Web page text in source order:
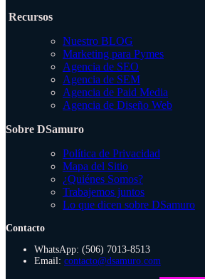
Recursos
Nuestro BLOG
Marketing para Pymes
Agencia de SEO
Agencia de SEM
Agencia de Paid Media
Agencia de Diseño Web
Sobre DSamuro
Política de Privacidad
Mapa del Sitio
¿Quiénes Somos?
Trabajemos juntos
Lo que dicen sobre DSamuro
Contacto
WhatsApp: (506) 7013-8513
Email: contacto@dsamuro.com